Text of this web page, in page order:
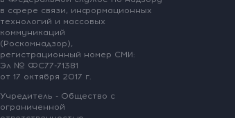
в сфере связи, информационных
технологий и массовых
коммуникаций
(Роскомнадзор),
регистрационный номер СМИ:
Эл № ФС77-71381
от 17 октября 2017 г.
Учредитель - Общество с
ограниченной